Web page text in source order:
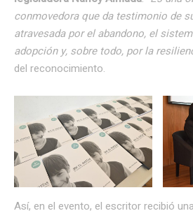
conmovedora que da testimonio de
atravesada por el abandono, el
adopción y, sobre todo, por la
del reconocimiento.
Así, en el evento, el escritor recibió